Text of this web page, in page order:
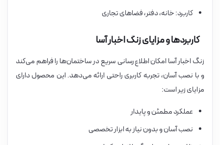
کاربرد: خانه، دفتر، فضاهای تجاری
کاربردها و مزایای زنگ اخبار آسا
زنگ اخبار آسا امکان اطلاع‌رسانی سریع در ساختمان‌ها را فراهم می‌کند
و با نصب آسان، تجربه کاربری راحتی ارائه می‌دهد. این محصول دارای
مزایای زیر است:
عملکرد مطمئن و پایدار
نصب آسان و بدون نیاز به ابزار تخصصی